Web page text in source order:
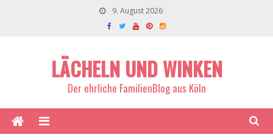
9. August 2026
LÄCHELN UND WINKEN
Der ehrliche FamilienBlog aus Köln